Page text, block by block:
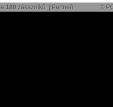
180 zákazníků | Partneři ©